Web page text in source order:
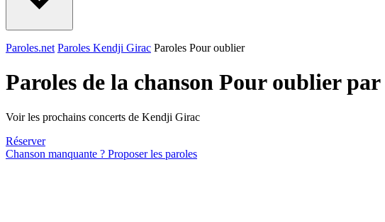
Paroles.net Paroles Kendji Girac Paroles Pour oublier
Paroles de la chanson Pour oublier par
Voir les prochains concerts de Kendji Girac
Réserver
Chanson manquante ? Proposer les paroles